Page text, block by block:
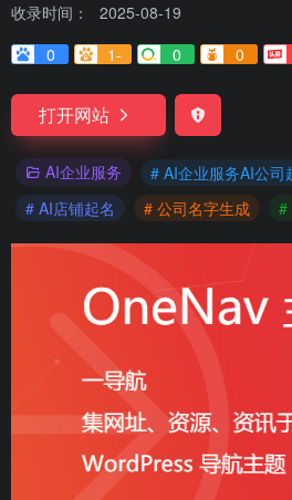
收录时间：
2025-08-19
0
1- 0 0
打开网站
AI企业服务 # AI企业服务AI公司
# AI店铺起名
# 公司名字生成 #